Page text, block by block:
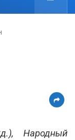
Народный